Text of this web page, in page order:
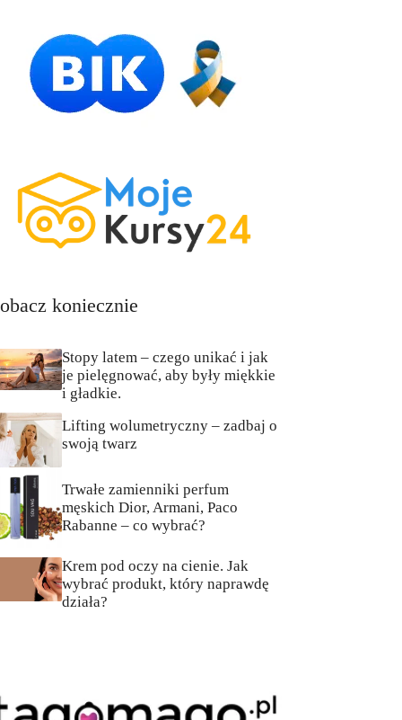
koniecznie
Stopy latem – czego unikać i jak
je pielęgnować, aby były miękkie
i gładkie.
Lifting wolumetryczny – zadbaj o
swoją twarz
Trwałe zamienniki perfum
męskich Dior, Armani, Paco
Rabanne – co wybrać?
Krem pod oczy na cienie. Jak
wybrać produkt, który naprawdę
działa?